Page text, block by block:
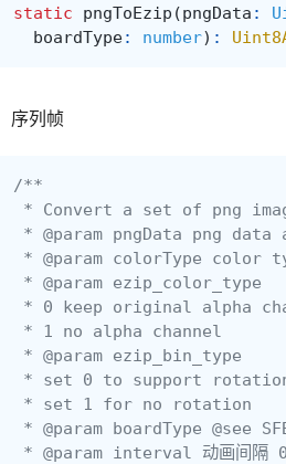
static
pngToEzip (pngData :
boardType: number) :
序列帧
/**
* Convert a set of png
* @param pngData png data
* @param colorType color
* @param ezip_color_type
* 0 keep original alpha
* 1 no alpha channel
* @param ezip_bin_type
* set 0 to support
* set 1 for no rotation
* @param boardType @see
* @param interval 动画间隔 0